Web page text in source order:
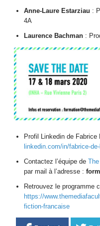
Anne-Laure Estarziau :
4A
Laurence Bachman :
Profil Linkedin de Fabrice
linkedin.com/in/fabrice-
Contactez l’équipe de
par mail à l’adresse :
Retrouvez le programme
https://
fiction-francaise